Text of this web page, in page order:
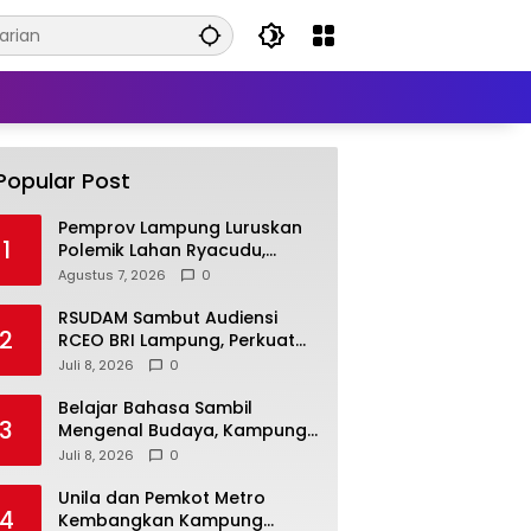
Post
1
Pemprov Lampung Luruskan
Polemik Lahan Ryacudu,
Tegaskan Tanah yang
Provinsi
Agustus 7, 2026 0
2
RSUDAM Sambut Audiensi
RCEO BRI Lampung, Perkuat
Kolaborasi untuk
SDM
Juli 8, 2026 0
3
Belajar Bahasa Sambil
Mengenal Budaya, Kampung
Prancis Metro Diminati
Juli 8, 2026 0
4
Unila dan Pemkot Metro
Kembangkan Kampung